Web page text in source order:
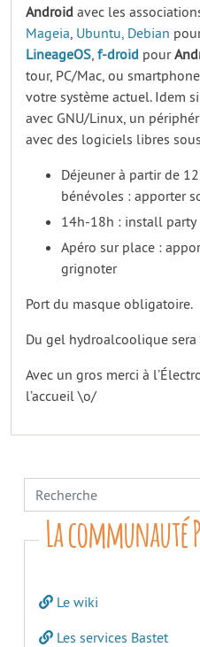
Android avec les
Mageia, Ubuntu, Debian
LineageOS, f-droid pour
tour, PC/Mac, ou
votre système actuel. Idem
avec GNU/Linux, un
avec des logiciels libres
Déjeuner à partir de
bénévoles : apporter
14h-18h : install party
Apéro sur place :
grignoter
Port du masque obligatoire.
Du gel hydroalcoolique
Avec un gros merci à
l’accueil \o/
La communauté
Le wiki
Les services Bastet